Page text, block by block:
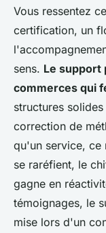
Vous ressentez
certification, un
sens. Le support
commerces qui
structures
correction de
qu'un service, ce
se raréfient, le
gagne en
témoignages, le
mise lors d'un